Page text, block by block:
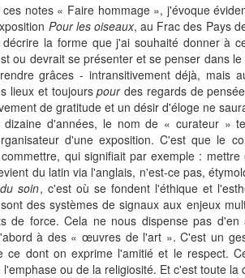
ces notes « Faire hommage », j'évoque
Pour les oiseaux, au Frac des Pays
la forme que j'ai souhaité donner à
ou devrait se présenter et se penser dans
grâces - intransitivement déjà, mais
lieux et toujourspourdes regards de
de gratitude et un désir d'éloge ne
dizaine d'années, le nom de « curateur »
d'une exposition. C'est que le
qui signifiait par exemple :
du latin via l'anglais, n'est-ce pas,
soin, c'est où se fondent l'éthique et
des systèmes de signaux aux enjeux
de force. Cela ne nous dispense pas
à des « œuvres de l'art ». C'est un
ce dont on exprime l'amitié et le respect.
ou de la religiosité. Et c'est toute la